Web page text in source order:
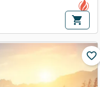
shopping_cart
favorite_border